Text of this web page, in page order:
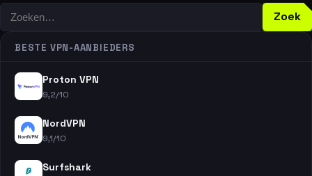
Zoeken Zoek
BESTE VPN-AANBIEDERS
Proton VPN
9,2/10
NordVPN
9,1/10
Surfshark